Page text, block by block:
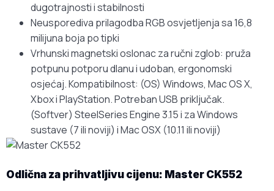
dugotrajnosti i stabilnosti
Neusporediva prilagodba RGB osvjetljenja sa 16,8
milijuna boja po tipki
Vrhunski magnetski oslonac za ručni zglob: pruža
potpunu potporu dlanu i udoban, ergonomski
osjećaj. Kompatibilnost: (OS) Windows, Mac OS X,
Xbox i PlayStation. Potreban USB priključak.
(Softver) SteelSeries Engine 3.15 i za Windows
sustave (7 ili noviji) i Mac OSX (10.11 ili noviji)
Odlična za prihvatljivu cijenu: Master CK552